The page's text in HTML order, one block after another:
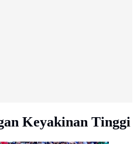
Keyakinan Tinggi